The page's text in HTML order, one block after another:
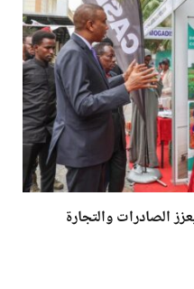
الصادرات والتجارة